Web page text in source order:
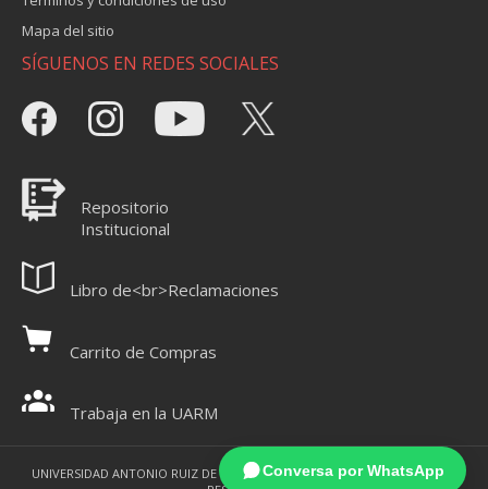
Mapa del sitio
SÍGUENOS EN REDES SOCIALES
Repositorio
Institucional
Libro de<br>Reclamaciones
Carrito de Compras
Trabaja en la UARM
UNIVERSIDAD ANTONIO RUIZ DE MONTOYA 2021 - TODOS LOS DERECHOS
Conversa por WhatsApp